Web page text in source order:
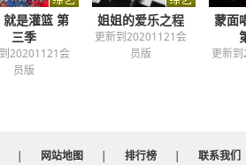
就是灌篮 第
三季
20201121会
员版
姐姐的爱乐之程
更新到20201121会
员版
蒙面
更新
| 网站地图 | 排行榜 |
联系我们